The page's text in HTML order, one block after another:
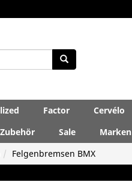
Factor Cervélo
Zubehör Sale
Marken
Felgenbremsen BMX